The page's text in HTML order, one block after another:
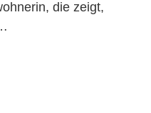
die zeigt,